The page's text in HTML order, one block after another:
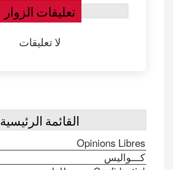
تعليقات الزوار
لا تعليقات
القائمة الرئيسية
Opinions Libres
كـــواليس